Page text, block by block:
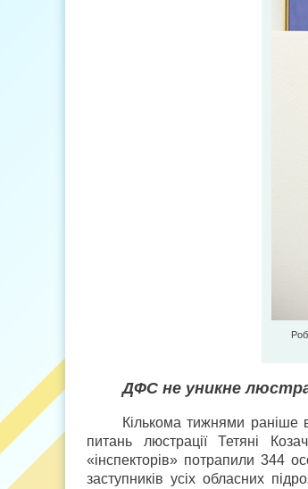
ДФС не уникне
Кількома тижнями раніше
питань люстрації Тетяні
«інспекторів» потрапили 344
заступників усіх обласних